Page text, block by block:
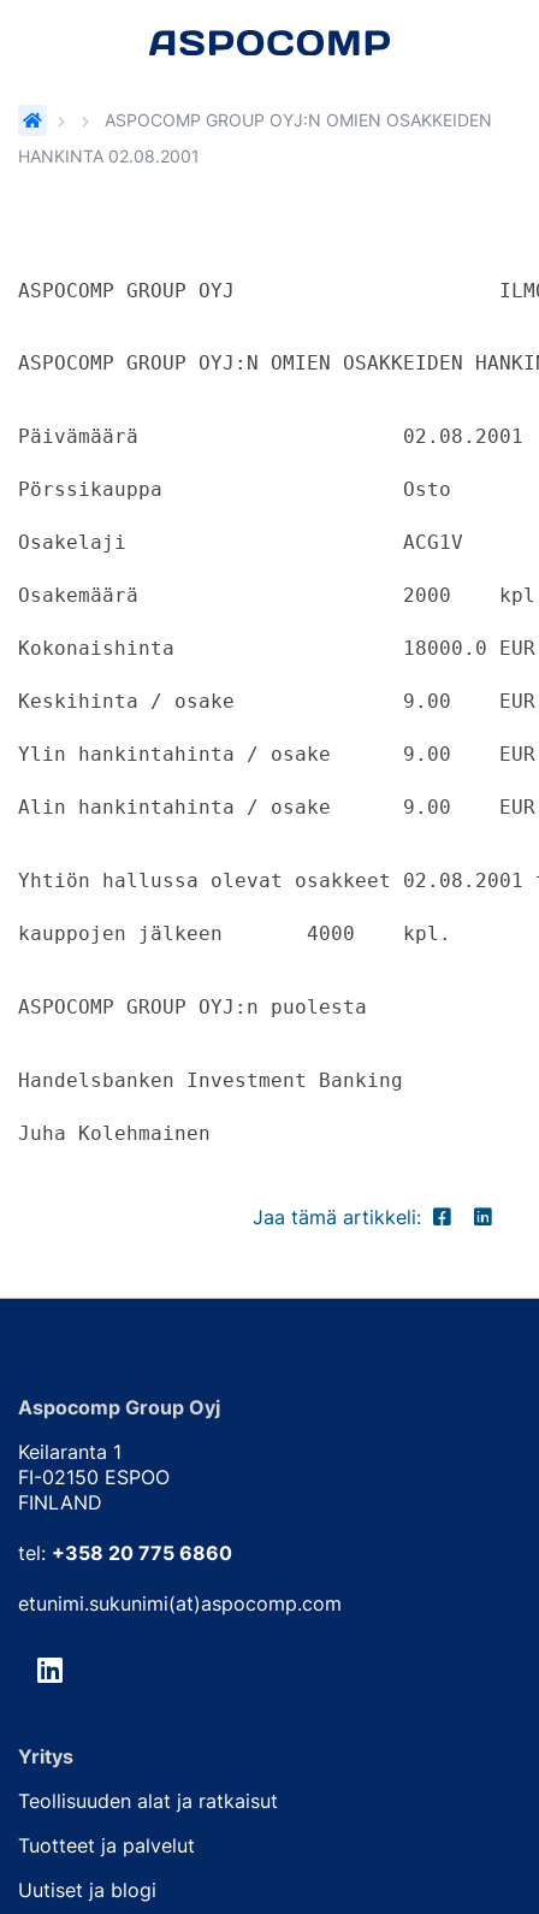
ASPOCOMP GROUP OYJ:N OMIEN OSAKKEIDEN
HANKINTA 02.08.2001
ASPOCOMP GROUP OYJ:N OMIEN OSAKKEIDEN
Päivämäärä			02.08.2001
Pörssikauppa			Osto
Osakelaji			ACG1V
Osakemäärä			2000	kpl
Kokonaishinta			18000.0	EUR
Keskihinta / osake		9.00	EUR
Ylin hankintahinta / osake	9.00	EUR
Alin hankintahinta / osake	9.00	EUR
Yhtiön hallussa olevat osakkeet 02.08.2001
kauppojen jälkeen  	4000	kpl.
ASPOCOMP GROUP OYJ:n puolesta
Handelsbanken Investment Banking
Juha Kolehmainen
Jaa tämä artikkeli:
Aspocomp Group Oyj
Keilaranta 1
FI-02150 ESPOO
FINLAND
tel: +358 20 775 6860
etunimi.sukunimi(at)aspocomp.com
Yritys
Teollisuuden alat ja ratkaisut
Tuotteet ja palvelut
Uutiset ja blogi